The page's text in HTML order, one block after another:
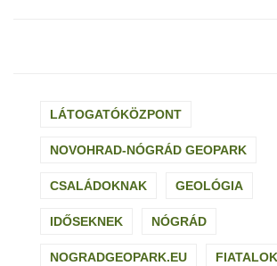
LÁTOGATÓKÖZPONT
NOVOHRAD-NÓGRÁD GEOPARK
CSALÁDOKNAK GEOLÓGIA
IDŐSEKNEK NÓGRÁD
NOGRADGEOPARK.EU